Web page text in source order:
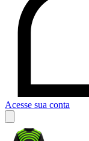
Acesse sua conta